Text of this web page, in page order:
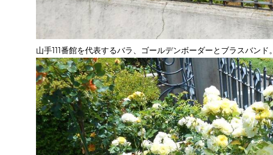
山手111番館を代表するバラ、ゴールデンボーダーとブラスバンド。